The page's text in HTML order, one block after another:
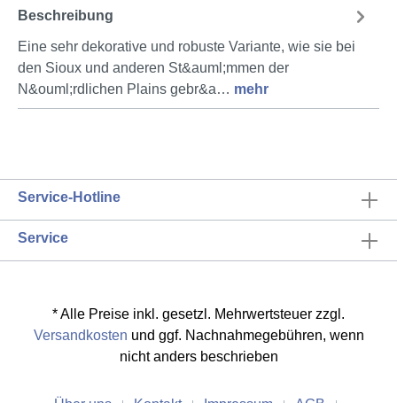
Beschreibung
Eine sehr dekorative und robuste Variante, wie sie bei
den Sioux und anderen St&auml;mmen der
N&ouml;rdlichen Plains gebr&a… mehr
Service-Hotline
Service
* Alle Preise inkl. gesetzl. Mehrwertsteuer zzgl.
Versandkosten und ggf. Nachnahmegebühren, wenn
nicht anders beschrieben